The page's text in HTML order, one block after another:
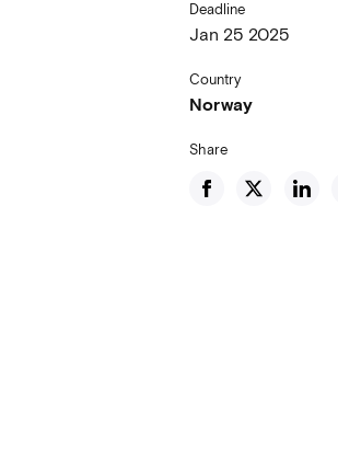
Deadline
Jan 25 2025
Country
Norway
Share